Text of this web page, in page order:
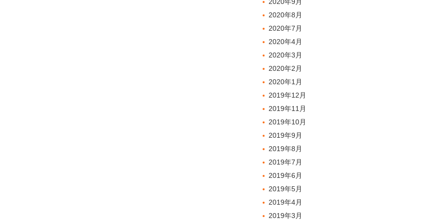
2020年8月
2020年7月
2020年4月
2020年3月
2020年2月
2020年1月
2019年12月
2019年11月
2019年10月
2019年9月
2019年8月
2019年7月
2019年6月
2019年5月
2019年4月
2019年3月